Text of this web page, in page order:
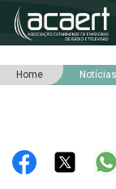
HOME
RNA
NOTÍCIAS
Home Notícias